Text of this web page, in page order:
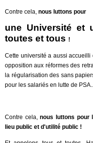
Contre cela, nous luttons pour
une Université et
toutes et tous !
Cette université a aussi
opposition aux réformes des
la régularisation des sans
pour les salariés en lutte de PSA....
Contre cela,nous luttons pour
lieu public et d'utilité public !